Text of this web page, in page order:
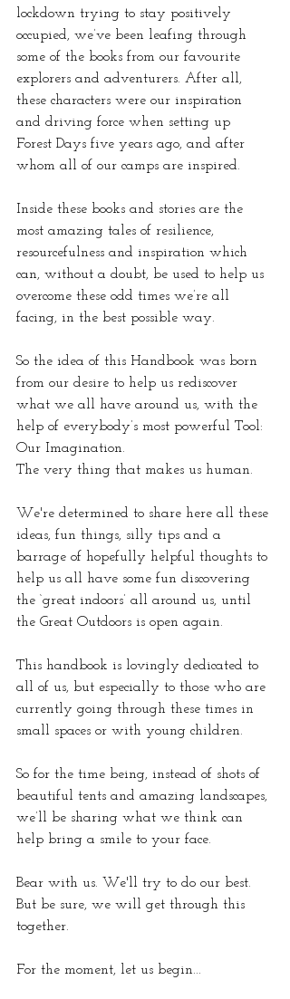
lockdown trying to stay positively
occupied, we’ve been leafing through
some of the books from our favourite
explorers and adventurers. After all,
these characters were our inspiration
and driving force when setting up
Forest Days five years ago, and after
whom all of our camps are inspired.
Inside these books and stories are the
most amazing tales of resilience,
resourcefulness and inspiration which
can, without a doubt, be used to help us
overcome these odd times we’re all
facing, in the best possible way.
So the idea of this Handbook was born
from our desire to help us rediscover
what we all have around us, with the
help of everybody’s most powerful Tool:
Our Imagination.
The very thing that makes us human.
We're determined to share here all these
ideas, fun things, silly tips and a
barrage of hopefully helpful thoughts to
help us all have some fun discovering
the ‘great indoors’ all around us, until
the Great Outdoors is open again.
This handbook is lovingly dedicated to
all of us, but especially to those who are
currently going through these times in
small spaces or with young children.
So for the time being, instead of shots of
beautiful tents and amazing landscapes,
we’ll be sharing what we think can
help bring a smile to your face.
Bear with us. We'll try to do our best.
But be sure, we will get through this
together.
For the moment, let us begin...